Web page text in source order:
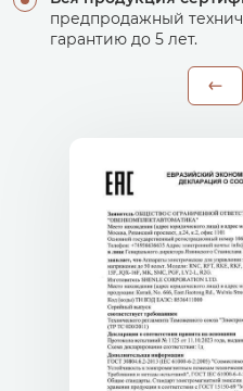
предпродажный
гарантию до 5 лет.